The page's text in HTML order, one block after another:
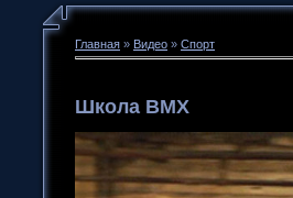
Главная » Видео » Спорт
Школа BMX